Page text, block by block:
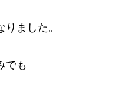
ました。
でも